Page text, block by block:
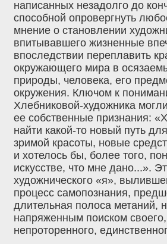
написанных незадолго до
способной опровергнуть
мнение о становлении
впитывавшего жизненные
впоследствии переплавить
окружающего мира в
природы, человека, его
окружения. Ключом к
Хлебниковой-художника
ее собственные признания:
найти какой-то новый путь
зримой красоты, новые
и хотелось бы, более того,
искусстве, что мне дано...».
художнического «я»,
процесс самопознания,
длительная полоса метаний,
напряженным поиском своего,
непроторенного,